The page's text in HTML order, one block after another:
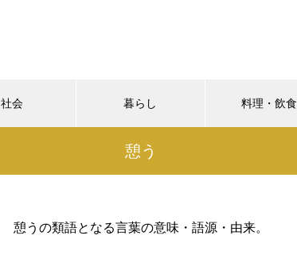
社会 暮らし 料理・飲食
憩う
憩うの類語となる言葉の意味・語源・由来。